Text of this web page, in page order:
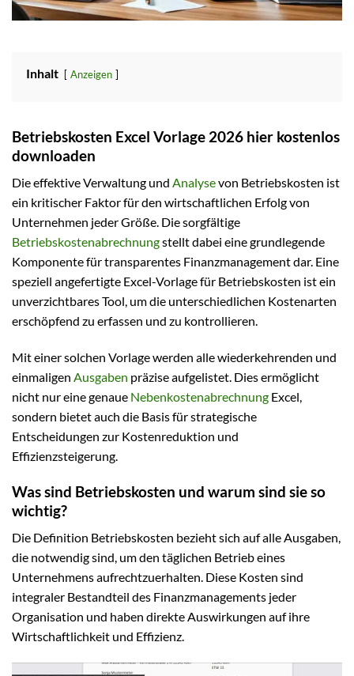
Inhalt Anzeigen
Betriebskosten Excel Vorlage 2026 hier kostenlos
downloaden
Die effektive Verwaltung und Analysevon Betriebskosten ist
ein kritischer Faktor für den wirtschaftlichen Erfolg von
Unternehmen jeder Größe. Die sorgfältige
Betriebskostenabrechnungstellt dabei eine grundlegende
Komponente für transparentes Finanzmanagement dar. Eine
speziell angefertigte Excel-Vorlage für Betriebskosten ist ein
unverzichtbares Tool, um die unterschiedlichen Kostenarten
erschöpfend zu erfassen und zu kontrollieren.
Mit einer solchen Vorlage werden alle wiederkehrenden und
einmaligen Ausgaben präzise aufgelistet. Dies ermöglicht
nicht nur eine genaue Nebenkostenabrechnung Excel,
sondern bietet auch die Basis für strategische
Entscheidungen zur Kostenreduktion und
Effizienzsteigerung.
Was sind Betriebskosten und warum sind sie so
wichtig?
Die Definition Betriebskosten bezieht sich auf alle Ausgaben,
die notwendig sind, um den täglichen Betrieb eines
Unternehmens aufrechtzuerhalten. Diese Kosten sind
integraler Bestandteil des Finanzmanagements jeder
Organisation und haben direkte Auswirkungen auf ihre
Wirtschaftlichkeit und Effizienz.